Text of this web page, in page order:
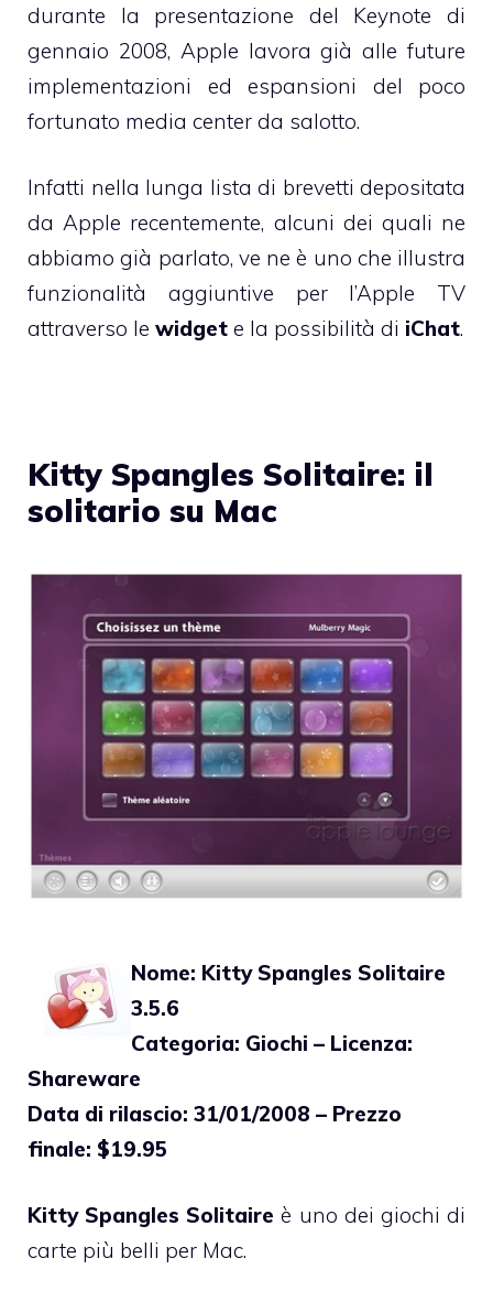
durante la presentazione del Keynote di
gennaio 2008, Apple lavora già alle future
implementazioni ed espansioni del poco
fortunato media center da salotto.
Infatti nella lunga lista di brevetti depositata
da Apple recentemente, alcuni dei quali ne
abbiamogià parlato, ve ne è uno che illustra
funzionalità aggiuntive per l’Apple TV
attraverso le widget e la possibilità di iChat.
Kitty Spangles Solitaire: il
solitario su Mac
Nome: Kitty Spangles Solitaire
3.5.6
Categoria: Giochi – Licenza:
Shareware
Data di rilascio: 31/01/2008 – Prezzo
finale: $19.95
Kitty Spangles Solitaire è uno dei giochi di
carte più belli per Mac.